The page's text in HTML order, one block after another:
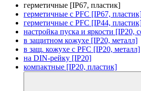
герметичные [IP67, пластик]
герметичные с PFC [IP67,
герметичные с PFC [IP44,
настройка пуска и яркости [IP20,
в защитном кожухе [IP20, металл]
в защ. кожухе с PFC [IP20, металл]
на DIN-рейку [IP20]
компактные [IP20, пластик]